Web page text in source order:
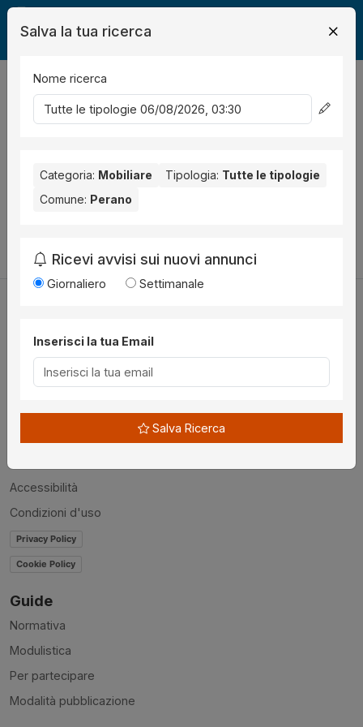
Legalmente Mobili
risultati Ordina per
risultato per la Provincia selezionata:Chieti.
Prova a modificare i parametri di ricerca:
Utilità
Chi siamo
Disclaimer
Accessibilità
Condizioni d'uso
Privacy Policy
Cookie Policy
Guide
Normativa
Modulistica
Per partecipare
Modalità pubblicazione
Salva la tua ricerca
Nome ricerca
Categoria: Mobiliare Tipologia: Tutte le tipologie
Comune: Perano
Ricevi avvisi sui nuovi annunci
Giornaliero Settimanale
Inserisci la tua Email
Salva Ricerca